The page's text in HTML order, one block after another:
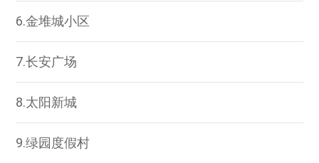
6.金堆城小区
7.长安广场
8.太阳新城
9.绿园度假村